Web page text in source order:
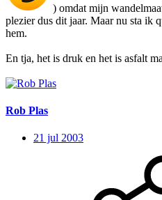
) omdat mijn
plezier dus dit jaar. Maar nu sta ik
hem.
En tja, het is druk en het is asfalt
Rob Plas
21 jul 2003